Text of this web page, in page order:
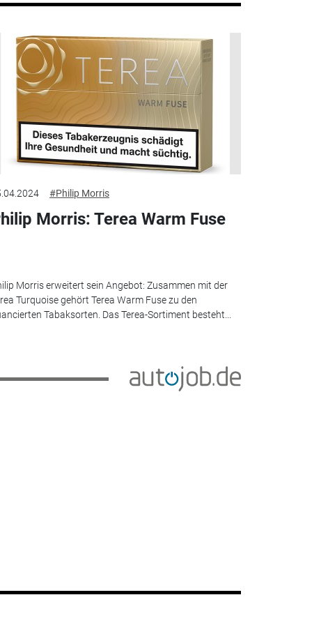
#Philip Morris
Morris: Terea Warm Fuse
Morris erweitert sein Angebot: Zusammen mit der
Turquoise gehört Terea Warm Fuse zu den
Tabaksorten. Das Terea-Sortiment besteht...